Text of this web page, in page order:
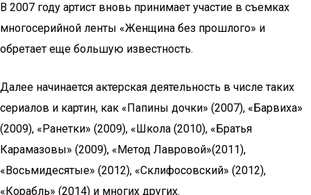
В 2007 году артист вновь принимает участие в съемках
многосерийной ленты «Женщина без прошлого» и
обретает еще большую известность.
Далее начинается актерская деятельность в числе таких
сериалов и картин, как «Папины дочки» (2007), «Барвиха»
(2009), «Ранетки» (2009), «Школа (2010), «Братья
Карамазовы» (2009), «Метод Лавровой»(2011),
«Восьмидесятые» (2012), «Склифосовский» (2012),
«Корабль» (2014) и многих других.